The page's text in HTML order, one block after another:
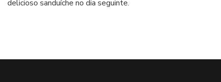
delicioso sanduíche no dia seguinte.